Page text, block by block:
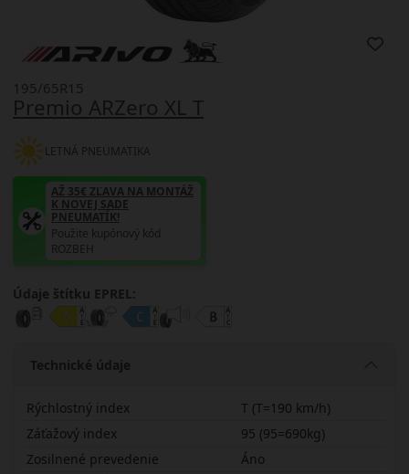
Premio ARZero XL T
195/65R15
LETNÁ PNEUMATIKA
AŽ 35€ ZĽAVA NA MONTÁŽ
K NOVEJ SADE
PNEUMATÍK!
Použite kupónový kód
ROZBEH
Údaje štítku EPREL:
Technické údaje
Rýchlostný index
T (T=190 km/h)
Záťažový index
95 (95=690kg)
Zosilnené prevedenie
Áno